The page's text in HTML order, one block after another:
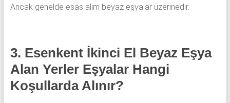
Ancak genelde esas alım beyaz eşyalar üzerinedir.
3. Esenkent İkinci El Beyaz Eşya
Alan Yerler Eşyalar Hangi
Koşullarda Alınır?